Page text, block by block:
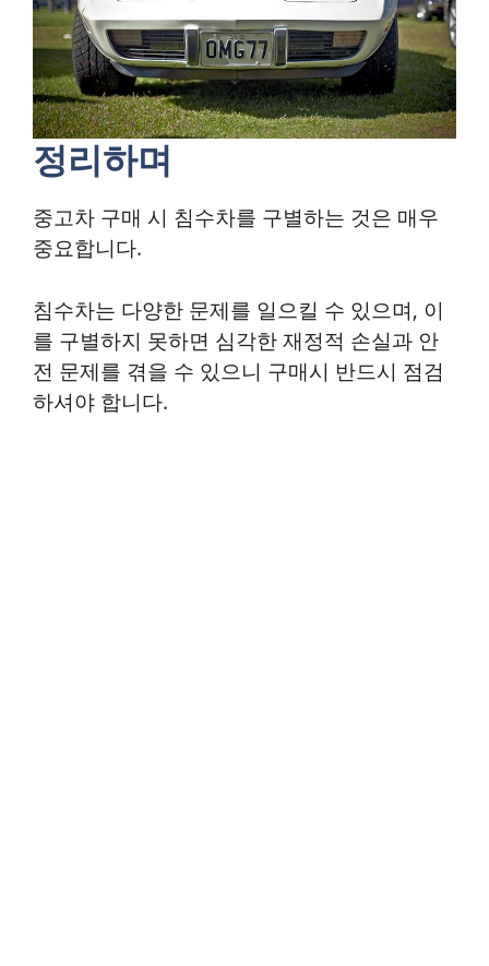
정리하며
중고차 구매 시 침수차를 구별하는 것은 매우
중요합니다.
침수차는 다양한 문제를 일으킬 수 있으며, 이
를 구별하지 못하면 심각한 재정적 손실과 안
전 문제를 겪을 수 있으니 구매시 반드시 점검
하셔야 합니다.